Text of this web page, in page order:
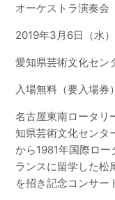
オーケストラ演奏会
2019年3月6日（水
愛知県芸術文化セ
入場無料（要入場券）
名古屋東南ロータリ
知県芸術文化センタ
から1981年国際ロ
ランスに留学した松
を招き記念コンサー